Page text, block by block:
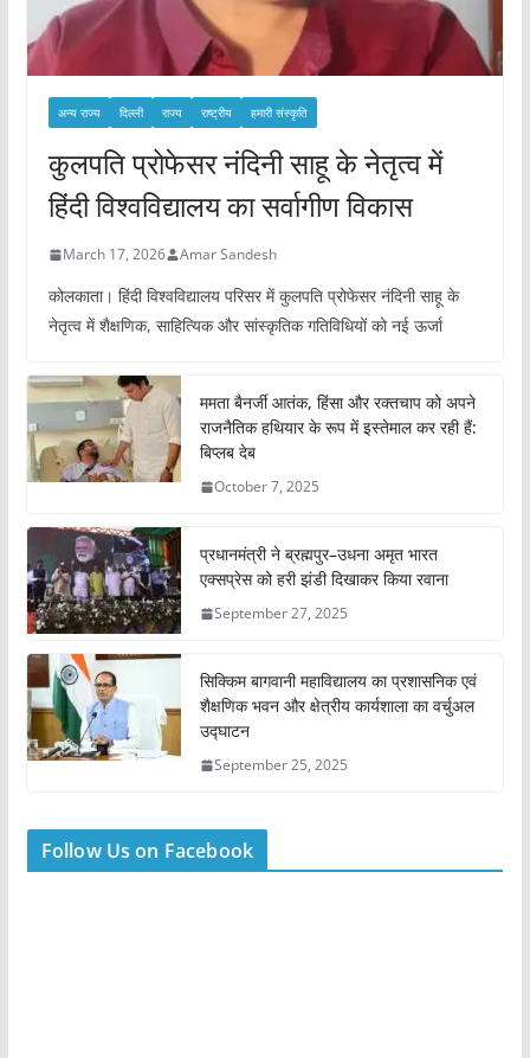
अन्य राज्य दिल्ली राज्य राष्ट्रीय हमारी संस्कृति
कुलपति प्रोफेसर नंदिनी साहू के नेतृत्व में
हिंदी विश्वविद्यालय का सर्वागीण विकास
March 17, 2026 Amar Sandesh
कोलकाता। हिंदी विश्वविद्यालय परिसर में कुलपति प्रोफेसर नंदिनी साहू के
नेतृत्व में शैक्षणिक, साहित्यिक और सांस्कृतिक गतिविधियों को नई ऊर्जा
ममता बैनर्जी आतंक, हिंसा और रक्तचाप को अपने
राजनैतिक हथियार के रूप में इस्तेमाल कर रही हैं:
बिप्लब देब
October 7, 2025
प्रधानमंत्री ने ब्रह्मपुर–उधना अमृत भारत
एक्सप्रेस को हरी झंडी दिखाकर किया रवाना
September 27, 2025
सिक्किम बागवानी महाविद्यालय का प्रशासनिक एवं
शैक्षणिक भवन और क्षेत्रीय कार्यशाला का वर्चुअल
उद्घाटन
September 25, 2025
Follow Us on Facebook